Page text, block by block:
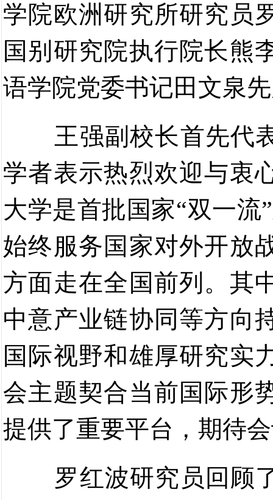
学院欧洲研究所研究员
国别研究院执行院长熊
语学院党委书记田文泉
王强副校长首先代
学者表示热烈欢迎与衷
大学是首批国家“双一流”
始终服务国家对外开放
方面走在全国前列 。 其
中意产业链协同 等方向
国际视野和雄厚研究实
会主题契合当前国际形
提供了重要平台，期待
罗红波研究员回顾